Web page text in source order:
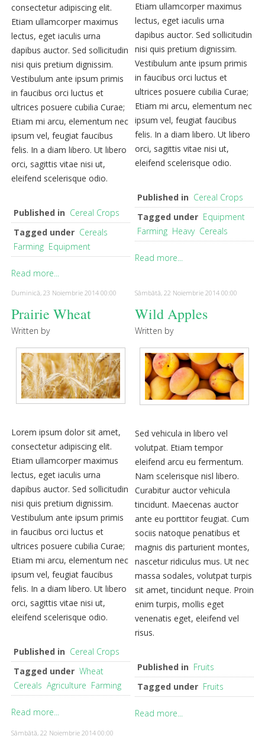
consectetur adipiscing elit.
Etiam ullamcorper maximus
lectus, eget iaculis urna
dapibus auctor. Sed sollicitudin
nisi quis pretium dignissim.
Vestibulum ante ipsum primis
in faucibus orci luctus et
ultrices posuere cubilia Curae;
Etiam mi arcu, elementum nec
ipsum vel, feugiat faucibus
felis. In a diam libero. Ut libero
orci, sagittis vitae nisi ut,
eleifend scelerisque odio.
Published in Cereal Crops
Tagged under Cereals
Farming Equipment
Read more...
Etiam ullamcorper maximus
lectus, eget iaculis urna
dapibus auctor. Sed sollicitudin
nisi quis pretium dignissim.
Vestibulum ante ipsum primis
in faucibus orci luctus et
ultrices posuere cubilia Curae;
Etiam mi arcu, elementum nec
ipsum vel, feugiat faucibus
felis. In a diam libero. Ut libero
orci, sagittis vitae nisi ut,
eleifend scelerisque odio.
Published in Cereal Crops
Tagged under Equipment
Farming Heavy Cereals
Read more...
Duminică, 23 Noiembrie 2014 00:00
Prairie Wheat
Written by
Lorem ipsum dolor sit amet,
consectetur adipiscing elit.
Etiam ullamcorper maximus
lectus, eget iaculis urna
dapibus auctor. Sed sollicitudin
nisi quis pretium dignissim.
Vestibulum ante ipsum primis
in faucibus orci luctus et
ultrices posuere cubilia Curae;
Etiam mi arcu, elementum nec
ipsum vel, feugiat faucibus
felis. In a diam libero. Ut libero
orci, sagittis vitae nisi ut,
eleifend scelerisque odio.
Published in Cereal Crops
Tagged under Wheat
Cereals Agriculture Farming
Read more...
Sâmbătă, 22 Noiembrie 2014 00:00
Wild Apples
Written by
Sed vehicula in libero vel
volutpat. Etiam tempor
eleifend arcu eu fermentum.
Nam scelerisque nisl libero.
Curabitur auctor vehicula
tincidunt. Maecenas auctor
ante eu porttitor feugiat. Cum
sociis natoque penatibus et
magnis dis parturient montes,
nascetur ridiculus mus. Ut nec
massa sodales, volutpat turpis
sit amet, tincidunt neque. Proin
enim turpis, mollis eget
venenatis eget, eleifend vel
risus.
Published in Fruits
Tagged under Fruits
Read more...
Sâmbătă, 22 Noiembrie 2014 00:00